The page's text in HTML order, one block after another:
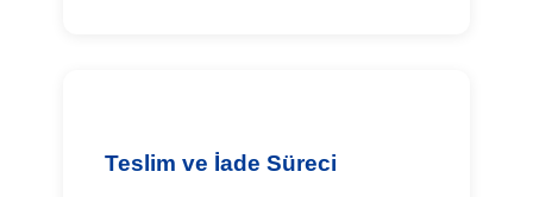
Teslim ve İade Süreci